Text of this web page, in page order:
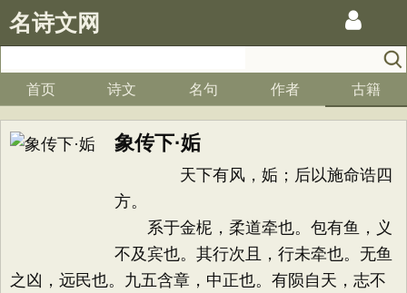
名诗文网
首页 诗文 名句 作者 古籍
象传下·姤
天下有风，姤；后以施命诰四
方。
系于金柅，柔道牵也。包有鱼，义
不及宾也。其行次且，行未牵也。无鱼
之凶，远民也。九五含章，中正也。有陨自天，志不